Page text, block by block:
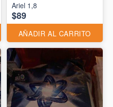
Ariel 1,8
$89
AÑADIR AL CARRITO